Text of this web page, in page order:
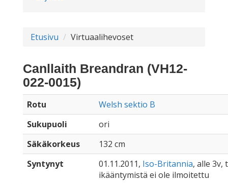
Etusivu Virtuaalihevoset
Canllaith Breandran (VH12-
022-0015)
Rotu
Welsh sektio B
Sukupuoli
ori
Säkäkorkeus
132 cm
Syntynyt
01.11.2011, Iso-Britannia, alle 3v,
ikääntymistä ei ole ilmoitettu